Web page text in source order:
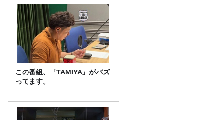
この番組、「TAMIYA」がバズ
ってます。